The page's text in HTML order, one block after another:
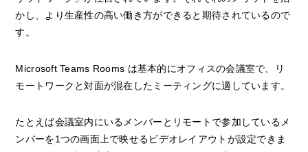
かし、より生産性の高い働き方ができると期待されているので
す。
Microsoft Teams Rooms は基本的にオフィスの会議室で、リ
モートワークと対面が混在したミーティングに適しています。
たとえば会議室内にいるメンバーとリモートで参加しているメ
ンバーを1つの画面上で映せるビデオレイアウトが設定できま